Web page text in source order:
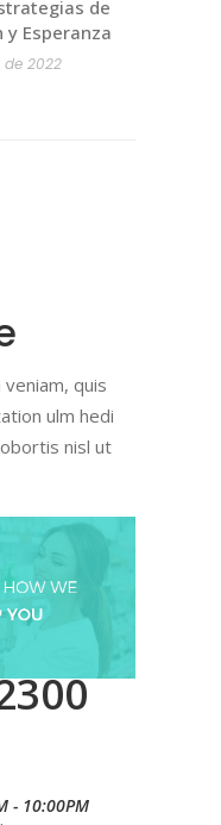
de
y Esperanza
de 2022
quis
ulm hedi
nisl ut
- 10:00PM